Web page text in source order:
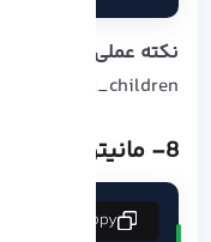
نکته عملی
pm.max_children و تنظیم opcache توصیه می‌ شود.
8- مانیتورینگ سرویس‌ ها
copy